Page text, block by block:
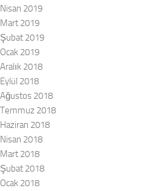
Nisan 2019
Mart 2019
Şubat 2019
Ocak 2019
Aralık 2018
Eylül 2018
Ağustos 2018
Temmuz 2018
Haziran 2018
Nisan 2018
Mart 2018
Şubat 2018
Ocak 2018